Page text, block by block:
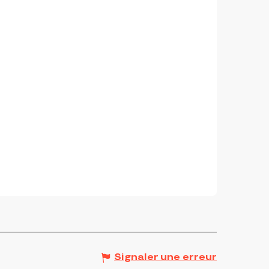
Signaler une erreur